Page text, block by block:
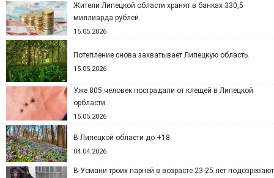
Жители Липецкой области хранят в банках 330,5
миллиарда рублей.
15.05.2026
Потепление снова захватывает Липецкую область.
15.05.2026
Уже 805 человек пострадали от клещей в Липецкой
орбласти.
15.05.2026
В Липецкой области до +18
04.04.2026
В Усмани троих парней в возрасте 23-25 лет подозревают